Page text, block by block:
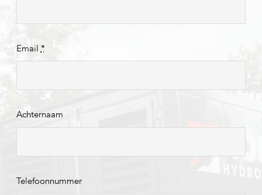
Email *
Achternaam
Telefoonnummer